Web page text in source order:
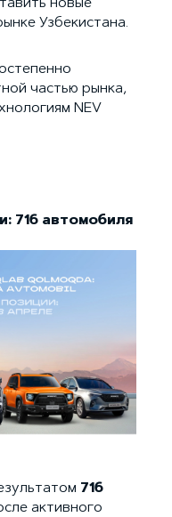
новые
Узбекистана.
частью рынка,
NEV
716 автомобиля
716
активного